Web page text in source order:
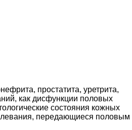
простатита, уретрита,
как дисфункции половых
состояния кожных
передающиеся половым